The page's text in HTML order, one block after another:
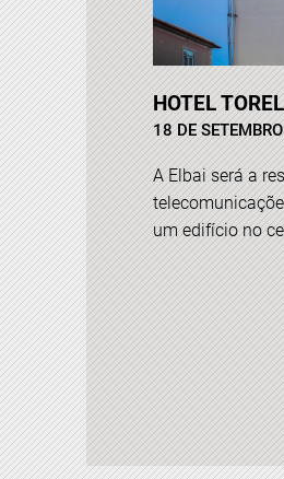
HOTEL
18 DE
A Elbai será a
um edifício no